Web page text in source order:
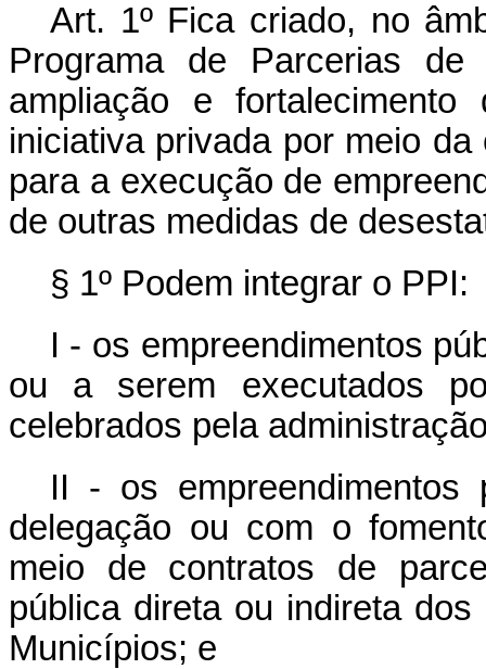
Art. 1º Fica criado, no
Programa de Parcerias
ampliação e
iniciativa privada por meio
para a execução de
de outras medidas de
§ 1º Podem integrar o PPI:
I - os empreendimentos
ou a serem executados
celebrados pela
II - os empreendimentos
delegação ou com o
meio de contratos de
pública direta ou indireta
Municípios; e